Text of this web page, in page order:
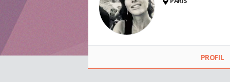
PROFIL